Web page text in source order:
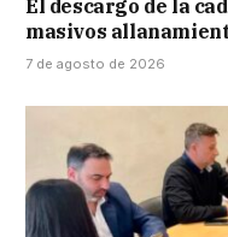
El descargo de la
masivos
7 de agosto de 2026